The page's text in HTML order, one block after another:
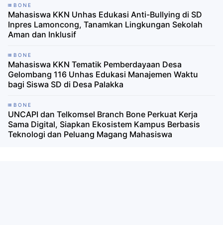
BONE
Mahasiswa KKN Unhas Edukasi Anti-Bullying di SD
Inpres Lamoncong, Tanamkan Lingkungan Sekolah
Aman dan Inklusif
BONE
Mahasiswa KKN Tematik Pemberdayaan Desa
Gelombang 116 Unhas Edukasi Manajemen Waktu
bagi Siswa SD di Desa Palakka
BONE
UNCAPI dan Telkomsel Branch Bone Perkuat Kerja
Sama Digital, Siapkan Ekosistem Kampus Berbasis
Teknologi dan Peluang Magang Mahasiswa